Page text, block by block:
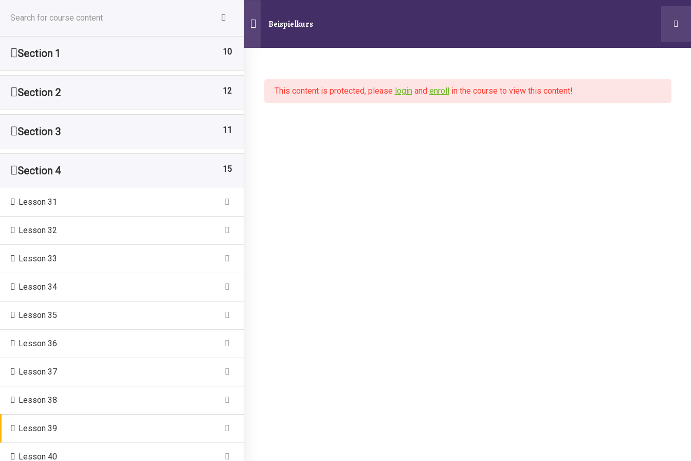
Startseite WEB-Seiten
Wir erstellen Ihren Internet-Auftritt
Startseite
Beispielkurs
Section 1 10
Section 2 12
Section 3 11
Section 4 15
Lesson 31
Lesson 32
Lesson 33
Lesson 34
Lesson 35
Lesson 36
Lesson 37
Lesson 38
Lesson 39
Lesson 40
This content is protected, please loginand enrollin the course to view this content!
© 2025 Alle Rechte vorbehalten